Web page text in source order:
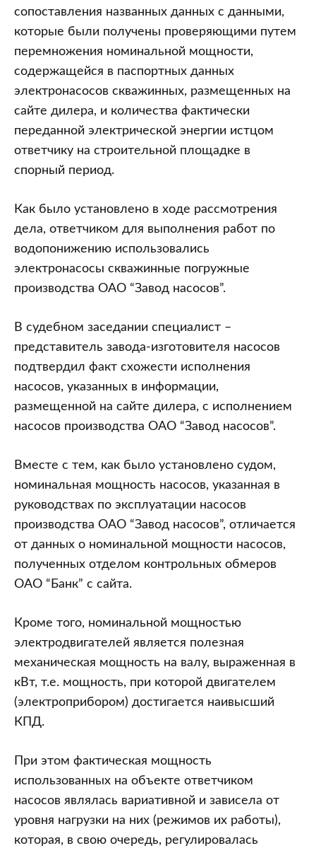
сопоставления названных данных с данными,
которые были получены проверяющими путем
перемножения номинальной мощности,
содержащейся в паспортных данных
электронасосов скважинных, размещенных на
сайте дилера, и количества фактически
переданной электрической энергии истцом
ответчику на строительной площадке в
спорный период.
Как было установлено в ходе рассмотрения
дела, ответчиком для выполнения работ по
водопонижению использовались
электронасосы скважинные погружные
производства ОАО “Завод насосов”.
В судебном заседании специалист –
представитель завода-изготовителя насосов
подтвердил факт схожести исполнения
насосов, указанных в информации,
размещенной на сайте дилера, с исполнением
насосов производства ОАО “Завод насосов”.
Вместе с тем, как было установлено судом,
номинальная мощность насосов, указанная в
руководствах по эксплуатации насосов
производства ОАО “Завод насосов”, отличается
от данных о номинальной мощности насосов,
полученных отделом контрольных обмеров
ОАО “Банк” с сайта.
Кроме того, номинальной мощностью
электродвигателей является полезная
механическая мощность на валу, выраженная в
кВт, т.е. мощность, при которой двигателем
(электроприбором) достигается наивысший
КПД.
При этом фактическая мощность
использованных на объекте ответчиком
насосов являлась вариативной и зависела от
уровня нагрузки на них (режимов их работы),
которая, в свою очередь, регулировалась